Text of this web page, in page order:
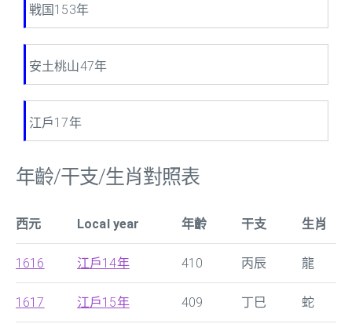
戦国153年
安土桃山47年
江戶17年
年齡/干支/生肖對照表
西元 Local year 年齡 干支 生肖
1616 江戶14年 410 丙辰 龍
1617 江戶15年 409 丁巳 蛇